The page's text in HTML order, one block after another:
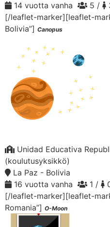
14 vuotta vanha
5 /
[/leaflet-marker][leaflet-
Bolivia”] Canopus
Unidad Educativa
(koulutusyksikkö)
La Paz - Bolivia
16 vuotta vanha
1 /
[/leaflet-marker][leaflet-
Romania”] O-Moon